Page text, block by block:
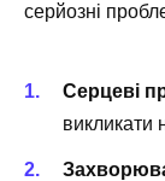
серйозні
Серцеві
викликати